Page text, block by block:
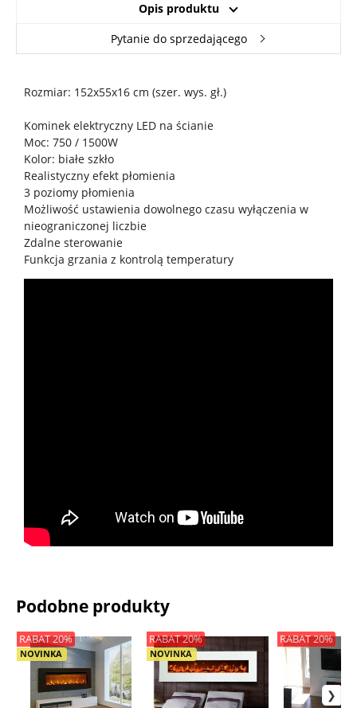
Opis produktu
Pytanie do sprzedającego
Rozmiar: 152x55x16 cm (szer. wys. gł.)
Kominek elektryczny LED na ścianie
Moc: 750 / 1500W
Kolor: białe szkło
Realistyczny efekt płomienia
3 poziomy płomienia
Możliwość ustawienia dowolnego czasu wyłączenia w
nieograniczonej liczbie
Zdalne sterowanie
Funkcja grzania z kontrolą temperatury
Podobne produkty
NOVINKA
RABAT 20%
NOVINKA
RABAT 20% RABAT 20%